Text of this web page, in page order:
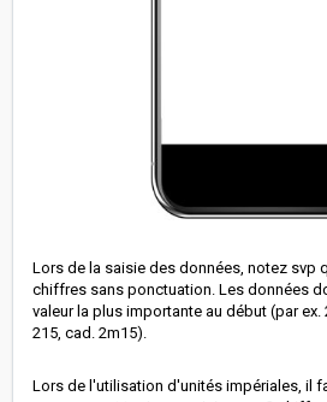
Lors de la saisie des données, notez svp
chiffres sans ponctuation. Les données
valeur la plus importante au début (par ex.
215, cad. 2m15).
Lors de l'utilisation d'unités impériales, il